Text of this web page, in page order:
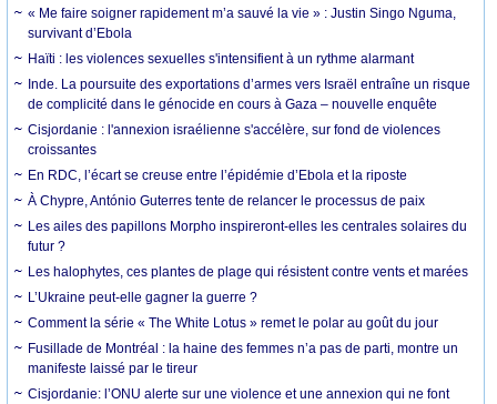
« Me faire soigner rapidement m’a sauvé la vie » : Justin Singo Nguma,
survivant d’Ebola
Haïti : les violences sexuelles s'intensifient à un rythme alarmant
Inde. La poursuite des exportations d’armes vers Israël entraîne un risque
de complicité dans le génocide en cours à Gaza – nouvelle enquête
Cisjordanie : l'annexion israélienne s'accélère, sur fond de violences
croissantes
En RDC, l’écart se creuse entre l’épidémie d’Ebola et la riposte
À Chypre, António Guterres tente de relancer le processus de paix
Les ailes des papillons Morpho inspireront-elles les centrales solaires du
futur ?
Les halophytes, ces plantes de plage qui résistent contre vents et marées
L’Ukraine peut-elle gagner la guerre ?
Comment la série « The White Lotus » remet le polar au goût du jour
Fusillade de Montréal : la haine des femmes n’a pas de parti, montre un
manifeste laissé par le tireur
Cisjordanie: l’ONU alerte sur une violence et une annexion qui ne font